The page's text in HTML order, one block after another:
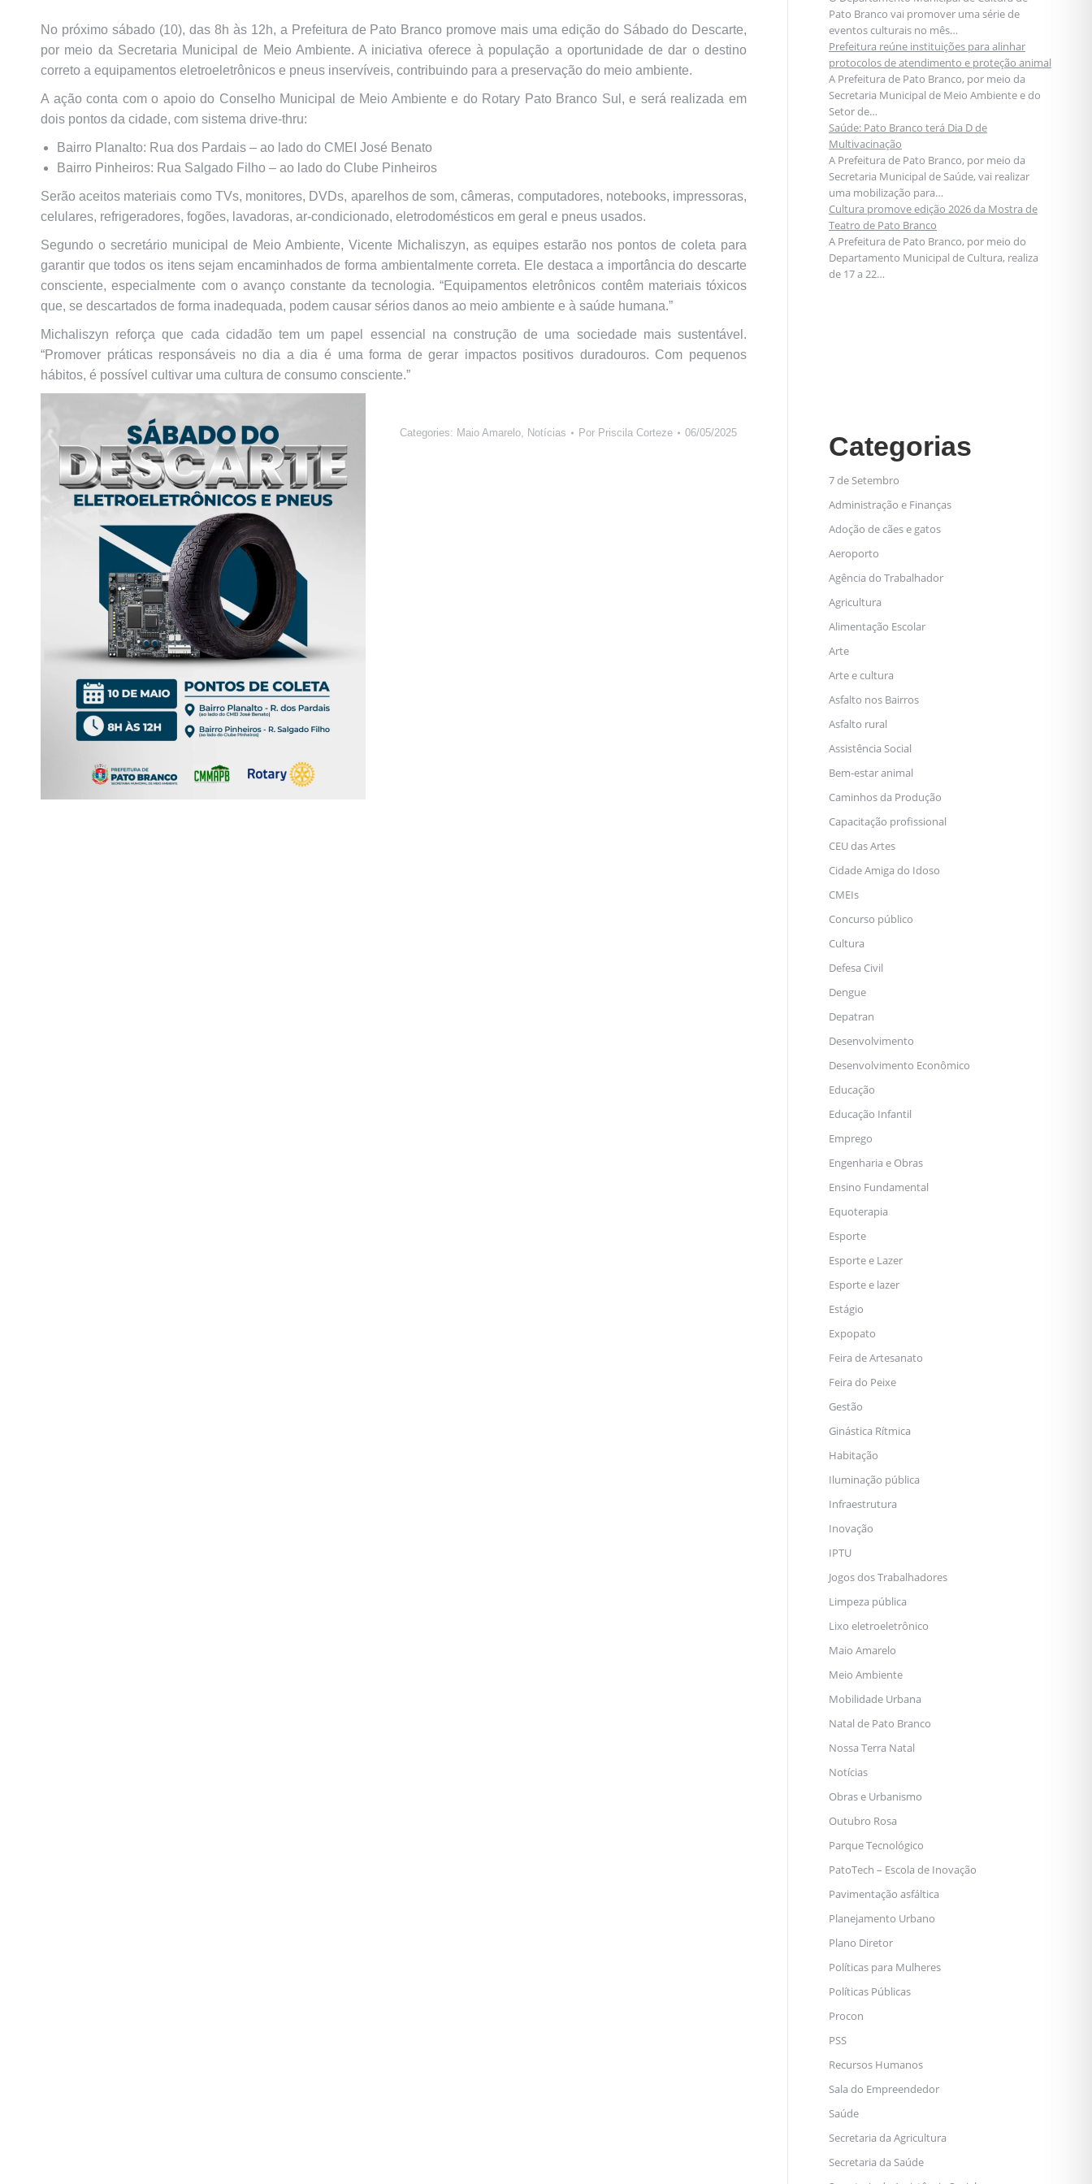
No próximo sábado (10), das 8h às 12h, a Prefeitura de Pato Branco promove mais uma edição do Sábado do Descarte,
por meio da Secretaria Municipal de Meio Ambiente. A iniciativa oferece à população a oportunidade de dar o destino
correto a equipamentos eletroeletrônicos e pneus inservíveis, contribuindo para a preservação do meio ambiente.
A ação conta com o apoio do Conselho Municipal de Meio Ambiente e do Rotary Pato Branco Sul, e será realizada em
dois pontos da cidade, com sistema drive-thru:
Bairro Planalto: Rua dos Pardais – ao lado do CMEI José Benato
Bairro Pinheiros: Rua Salgado Filho – ao lado do Clube Pinheiros
Serão aceitos materiais como TVs, monitores, DVDs, aparelhos de som, câmeras, computadores, notebooks, impressoras,
celulares, refrigeradores, fogões, lavadoras, ar-condicionado, eletrodomésticos em geral e pneus usados.
Segundo o secretário municipal de Meio Ambiente, Vicente Michaliszyn, as equipes estarão nos pontos de coleta para
garantir que todos os itens sejam encaminhados de forma ambientalmente correta. Ele destaca a importância do descarte
consciente, especialmente com o avanço constante da tecnologia. “Equipamentos eletrônicos contêm materiais tóxicos
que, se descartados de forma inadequada, podem causar sérios danos ao meio ambiente e à saúde humana.”
Michaliszyn reforça que cada cidadão tem um papel essencial na construção de uma sociedade mais sustentável.
“Promover práticas responsáveis no dia a dia é uma forma de gerar impactos positivos duradouros. Com pequenos
hábitos, é possível cultivar uma cultura de consumo consciente.”
Categories: Maio Amarelo Notícias Por Priscila Corteze 06/05/2025
Pato Branco vai promover uma série de
eventos culturais no mês…
Prefeitura reúne instituições para alinhar
protocolos de atendimento e proteção animal
A Prefeitura de Pato Branco, por meio da
Secretaria Municipal de Meio Ambiente e do
Setor de…
Saúde: Pato Branco terá Dia D de
Multivacinação
A Prefeitura de Pato Branco, por meio da
Secretaria Municipal de Saúde, vai realizar
uma mobilização para…
Cultura promove edição 2026 da Mostra de
Teatro de Pato Branco
A Prefeitura de Pato Branco, por meio do
Departamento Municipal de Cultura, realiza
de 17 a 22…
Categorias
7 de Setembro
Administração e Finanças
Adoção de cães e gatos
Aeroporto
Agência do Trabalhador
Agricultura
Alimentação Escolar
Arte
Arte e cultura
Asfalto nos Bairros
Asfalto rural
Assistência Social
Bem-estar animal
Caminhos da Produção
Capacitação profissional
CEU das Artes
Cidade Amiga do Idoso
CMEIs
Concurso público
Cultura
Defesa Civil
Dengue
Depatran
Desenvolvimento
Desenvolvimento Econômico
Educação
Educação Infantil
Emprego
Engenharia e Obras
Ensino Fundamental
Equoterapia
Esporte
Esporte e Lazer
Esporte e lazer
Estágio
Expopato
Feira de Artesanato
Feira do Peixe
Gestão
Ginástica Rítmica
Habitação
Iluminação pública
Infraestrutura
Inovação
IPTU
Jogos dos Trabalhadores
Limpeza pública
Lixo eletroeletrônico
Maio Amarelo
Meio Ambiente
Mobilidade Urbana
Natal de Pato Branco
Nossa Terra Natal
Notícias
Obras e Urbanismo
Outubro Rosa
Parque Tecnológico
PatoTech – Escola de Inovação
Pavimentação asfáltica
Planejamento Urbano
Plano Diretor
Políticas para Mulheres
Políticas Públicas
Procon
PSS
Recursos Humanos
Sala do Empreendedor
Saúde
Secretaria da Agricultura
Secretaria da Saúde